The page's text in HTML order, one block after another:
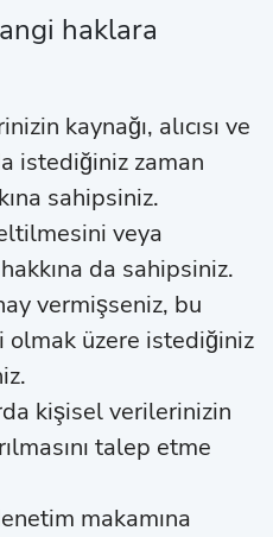
haklara
kaynağı, alıcısı ve
istediğiniz zaman
sahipsiniz.
veya
da sahipsiniz.
vermişseniz, bu
olmak üzere istediğiniz
kişisel verilerinizin
talep etme
makamına